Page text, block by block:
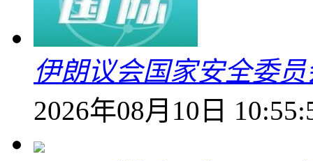
伊朗议会国家安全委
2026年08月10日